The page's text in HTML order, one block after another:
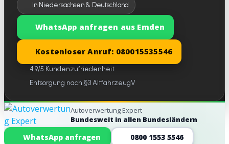
In Niedersachsen & Deutschland
WhatsApp anfragen aus Emden
Kostenloser Anruf: 080015535546
4.9/5 Kundenzufriedenheit
Entsorgung nach §3 AltfahrzeugV
Website-Footer
Autoverwertung Expert
Bundesweit in allen Bundesländern
WhatsApp anfragen 0800 1553 5546